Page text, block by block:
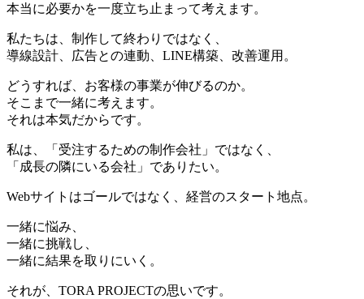
本当に必要かを一度立ち止まって考えます。
私たちは、制作して終わりではなく、
導線設計、広告との連動、LINE構築、改善運用。
どうすれば、お客様の事業が伸びるのか。
そこまで一緒に考えます。
それは本気だからです。
私は、「受注するための制作会社」ではなく、
「成長の隣にいる会社」でありたい。
Webサイトはゴールではなく、経営のスタート地点。
一緒に悩み、
一緒に挑戦し、
一緒に結果を取りにいく。
それが、TORA PROJECTの思いです。